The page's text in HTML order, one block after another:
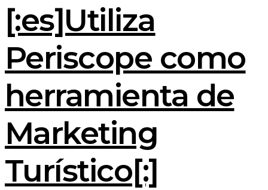
[:es]Utiliza
Periscope como
herramienta de
Marketing
Turístico[:]